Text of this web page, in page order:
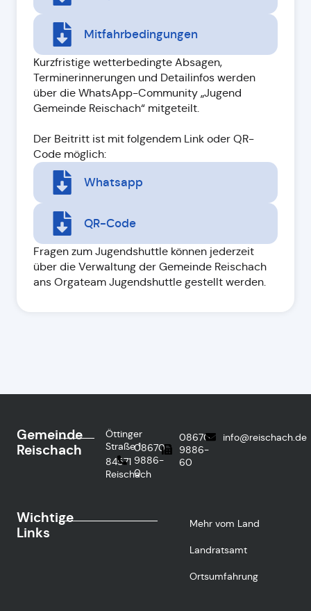
Mitfahrbedingungen
Kurzfristige wetterbedingte Absagen,
Terminerinnerungen und Detailinfos werden
über die WhatsApp-Community „Jugend
Gemeinde Reischach“ mitgeteilt.
Der Beitritt ist mit folgendem Link oder QR-
Code möglich:
Whatsapp
QR-Code
Fragen zum Jugendshuttle können jederzeit
über die Verwaltung der Gemeinde Reischach
ans Orgateam Jugendshuttle gestellt werden.
Gemeinde
Reischach
Öttinger
Straße 1
84571
Reischach
08670
9886-
0
08670
9886-
60
info@reischach.de
Wichtige
Links
Mehr vom Land
Landratsamt
Ortsumfahrung